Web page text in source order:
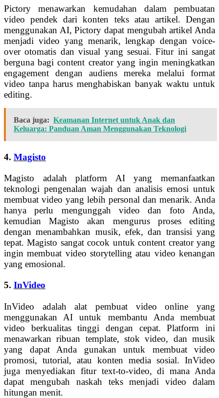
Pictory menawarkan kemudahan dalam pembuatan
video pendek dari konten teks atau artikel. Dengan
menggunakan AI, Pictory dapat mengubah artikel Anda
menjadi video yang menarik, lengkap dengan voice-
over otomatis dan visual yang sesuai. Fitur ini sangat
berguna bagi content creator yang ingin meningkatkan
engagement dengan audiens mereka melalui format
video tanpa harus menghabiskan banyak waktu untuk
editing.
Baca juga: Keamanan Internet untuk Anak dan
Keluarga: Panduan Aman Menggunakan Teknologi
4. Magisto
Magisto adalah platform AI yang memanfaatkan
teknologi pengenalan wajah dan analisis emosi untuk
membuat video yang lebih personal dan menarik. Anda
hanya perlu mengunggah video dan foto Anda,
kemudian Magisto akan mengurus proses editing
dengan menambahkan musik, efek, dan transisi yang
tepat. Magisto sangat cocok untuk content creator yang
ingin membuat video storytelling atau video kenangan
yang emosional.
5. InVideo
InVideo adalah alat pembuat video online yang
menggunakan AI untuk membantu Anda membuat
video berkualitas tinggi dengan cepat. Platform ini
menawarkan ribuan template, stok video, dan musik
yang dapat Anda gunakan untuk membuat video
promosi, tutorial, atau konten media sosial. InVideo
juga menyediakan fitur text-to-video, di mana Anda
dapat mengubah naskah teks menjadi video dalam
hitungan menit.